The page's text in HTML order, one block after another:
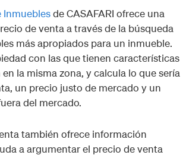
Inmueblesde CASAFARI ofrece una
de venta a través de la búsqueda
más apropiados para un inmueble.
con las que tienen características
la misma zona, y calcula lo que sería
un precio justo de mercado y un
del mercado.
también ofrece información
a argumentar el precio de venta